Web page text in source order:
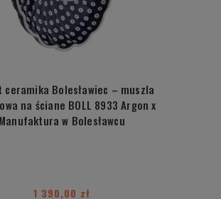
ceramika Bolesławiec – muszla
na ściane BOLL 8933 Argon x
Manufaktura w Bolesławcu
1 390,00 zł